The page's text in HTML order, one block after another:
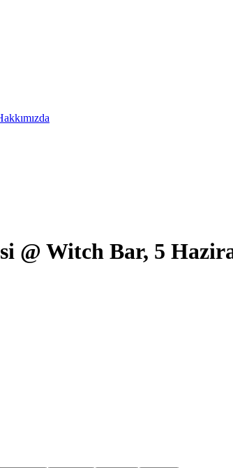
@ Witch Bar, 5